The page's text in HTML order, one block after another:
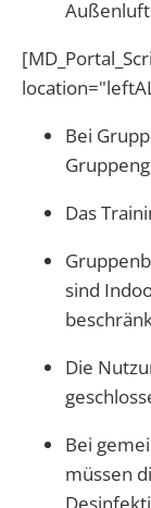
Bei
Das
sind
Die
Bei
müssen